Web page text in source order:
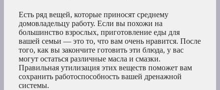
Есть ряд вещей, которые приносят среднему
домовладельцу работу. Если вы похожи на
большинство взрослых, приготовление еды для
вашей семьи — это то, что вам очень нравится. После
того, как вы закончите готовить эти блюда, у вас
могут остаться различные масла и смазки.
Правильная утилизация этих веществ поможет вам
сохранить работоспособность вашей дренажной
системы.